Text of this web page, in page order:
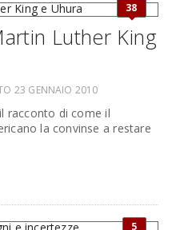
38
Luther King
23 GENNAIO 2010
racconto di come il
la convinse a restare
5